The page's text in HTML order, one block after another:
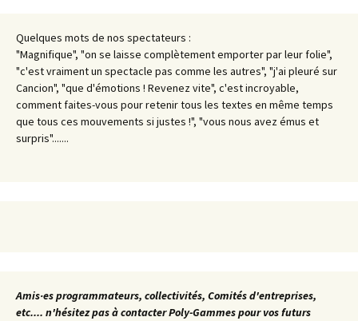
Quelques mots de nos spectateurs :
"Magnifique", "on se laisse complètement emporter par leur folie",
"c'est vraiment un spectacle pas comme les autres", "j'ai pleuré sur
Cancion", "que d'émotions ! Revenez vite", c'est incroyable,
comment faites-vous pour retenir tous les textes en même temps
que tous ces mouvements si justes !", "vous nous avez émus et
surpris".......
Amis·es programmateurs, collectivités, Comités d'entreprises,
etc.... n'hésitez pas à contacter Poly-Gammes pour vos futurs